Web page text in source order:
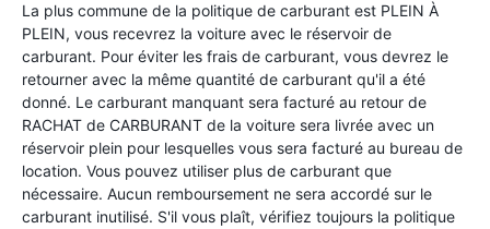
La plus commune de la politique de carburant est PLEIN À
PLEIN, vous recevrez la voiture avec le réservoir de
carburant. Pour éviter les frais de carburant, vous devrez le
retourner avec la même quantité de carburant qu'il a été
donné. Le carburant manquant sera facturé au retour de
RACHAT de CARBURANT de la voiture sera livrée avec un
réservoir plein pour lesquelles vous sera facturé au bureau de
location. Vous pouvez utiliser plus de carburant que
nécessaire. Aucun remboursement ne sera accordé sur le
carburant inutilisé. S'il vous plaît, vérifiez toujours la politique